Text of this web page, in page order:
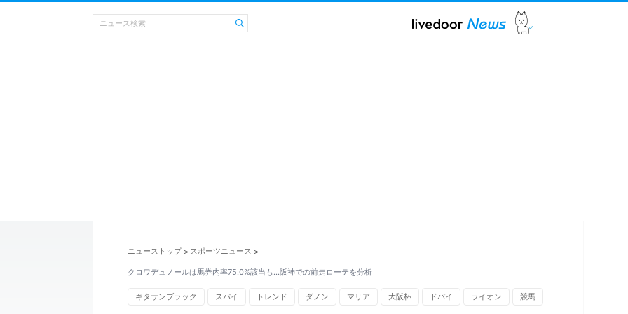
ニューストップ > スポーツニュース >
クロワデュノールは馬券内率75.0%該当も...阪神での前走ローテを分析
キタサンブラック スパイ トレンド ダノン マリア 大阪杯 ドバイ ライオン 競馬